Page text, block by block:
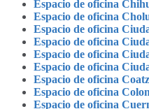
Espacio de oficina
Espacio de oficina
Espacio de oficina
Espacio de oficina
Espacio de oficina
Espacio de oficina
Espacio de oficina
Espacio de oficina
Espacio de oficina